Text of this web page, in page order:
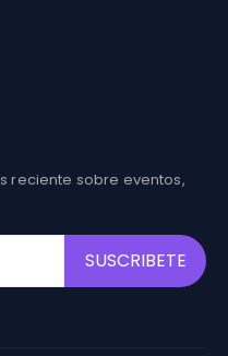
reciente sobre eventos,